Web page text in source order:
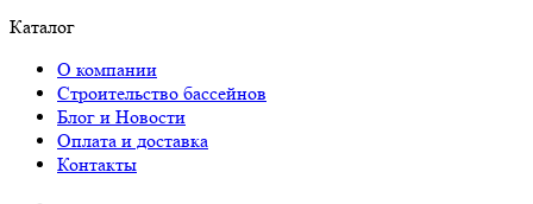
Каталог
О компании
Строительство бассейнов
Блог и Новости
Оплата и доставка
Контакты